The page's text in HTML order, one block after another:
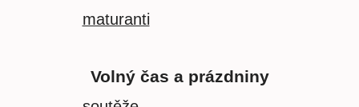
maturanti
Volný čas a prázdniny